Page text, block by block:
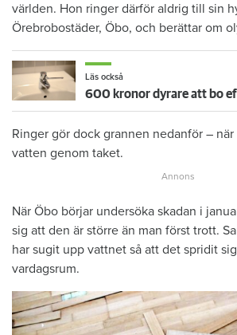
världen. Hon ringer därför aldrig till sin
Örebrobostäder, Öbo, och berättar om
Läs också
Ringer gör dock grannen nedanför –
vatten genom taket.
När Öbo börjar undersöka skadan i
sig att den är större än man först trott.
har sugit upp vattnet så att det spridit
vardagsrum.